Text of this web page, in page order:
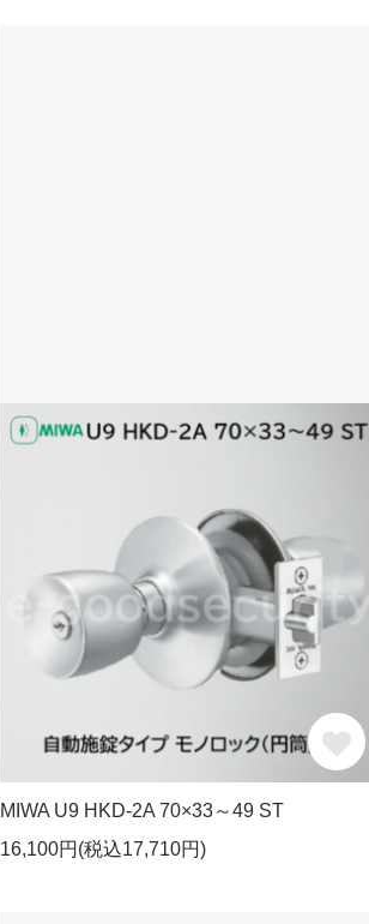
MIWA U9 HKD-2A 70×33～49 ST
16,100円(税込17,710円)